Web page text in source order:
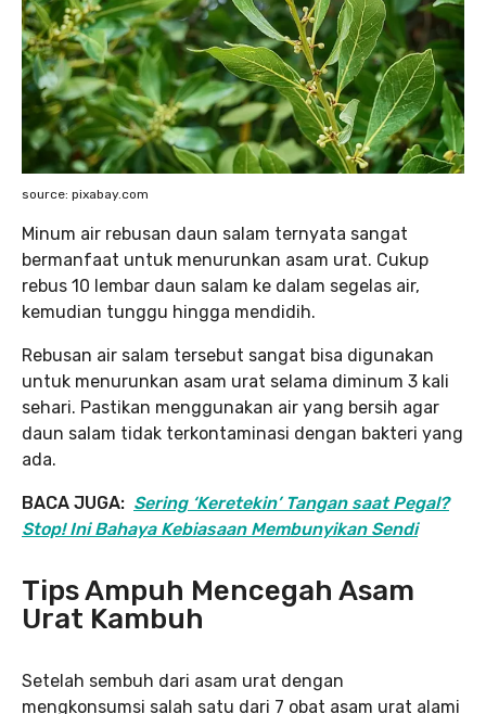
source: pixabay.com
Minum air rebusan daun salam ternyata sangat
bermanfaat untuk menurunkan asam urat. Cukup
rebus 10 lembar daun salam ke dalam segelas air,
kemudian tunggu hingga mendidih.
Rebusan air salam tersebut sangat bisa digunakan
untuk menurunkan asam urat selama diminum 3 kali
sehari. Pastikan menggunakan air yang bersih agar
daun salam tidak terkontaminasi dengan bakteri yang
ada.
BACA JUGA: Sering ‘Keretekin’ Tangan saat Pegal?
Stop! Ini Bahaya Kebiasaan Membunyikan Sendi
Tips Ampuh Mencegah Asam
Urat Kambuh
Setelah sembuh dari asam urat dengan
mengkonsumsi salah satu dari 7 obat asam urat alami